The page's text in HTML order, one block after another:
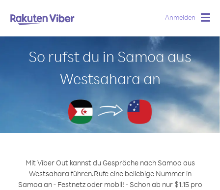
Anmelden
So rufst du in Samoa aus
Westsahara an
Mit Viber Out kannst du Gespräche nach Samoa aus
Westsahara führen.Rufe eine beliebige Nummer in
Samoa an - Festnetz oder mobil! - Schon ab nur $1.15 pro